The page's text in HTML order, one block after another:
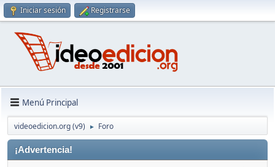
Iniciar sesión Registrarse
Menú Principal
videoedicion.org (v9) ► Foro
¡Advertencia!